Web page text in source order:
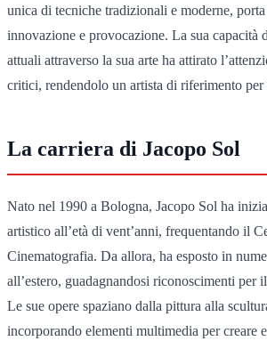
unica di tecniche tradizionali e moderne,
innovazione e provocazione. La sua capacità
attuali attraverso la sua arte ha attirato
critici, rendendolo un artista di riferimento
La carriera di Jacopo Sol
Nato nel 1990 a Bologna, Jacopo Sol ha
artistico all’età di vent’anni, frequentando il
Cinematografia. Da allora, ha esposto in
all’estero, guadagnandosi riconoscimenti per
Le sue opere spaziano dalla pittura alla
incorporando elementi multimedia per creare